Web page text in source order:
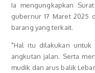
Ia mengungkapkan
gubernur 17 Maret 2025
barang yang terkait.
"Hal itu dilakukan untuk
angkutan jalan. Serta
mudik dan arus balik